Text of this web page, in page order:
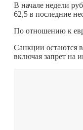
В начале недели
62,5 в последние
По отношению к
Санкции остаются
включая запрет на